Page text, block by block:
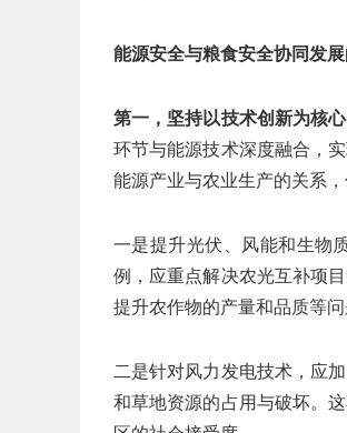
能源安全与粮食安全协同发
第一，坚持以技术创新为核
环节与能源技术深度融合，
能源产业与农业生产的关系
一是提升光伏、风能和生物
例，应重点解决农光互补项
提升农作物的产量和品质等问
二是针对风力发电技术，应
和草地资源的占用与破坏。